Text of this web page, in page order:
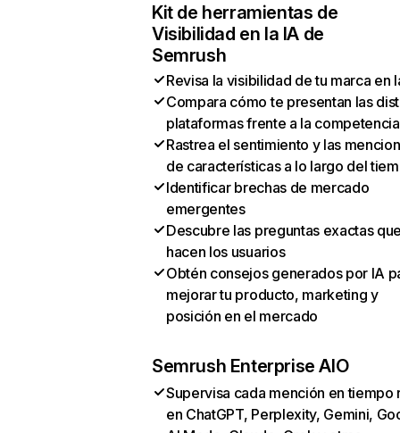
Kit de herramientas de
Visibilidad en la IA de
Semrush
Revisa la visibilidad de tu marca en
Compara cómo te presentan las
plataformas frente a la competencia
Rastrea el sentimiento y las
de características a lo largo del
Identificar brechas de mercado
emergentes
Descubre las preguntas exactas
hacen los usuarios
Obtén consejos generados por IA
mejorar tu producto, marketing y
posición en el mercado
Semrush Enterprise AIO
Supervisa cada mención en tiempo
en ChatGPT, Perplexity, Gemini,